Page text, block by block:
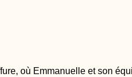
où Emmanuelle et son